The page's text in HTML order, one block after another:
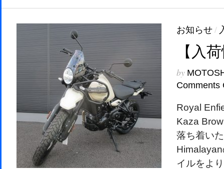
お知らせ/
【入
by
Comments
Royal
Kaza
落ち着い
イルをよ